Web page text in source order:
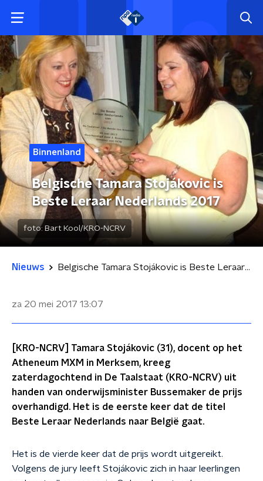
Binnenland
Belgische Tamara Stojákovic is
Beste Leraar Nederlands 2017
foto: Bart Kool/KRO-NCRV
Nieuws Belgische Tamara Stojákovic is Beste Leraar Nederlands 2017
za 20 mei 2017 13:07
[KRO-NCRV] Tamara Stojákovic (31), docent op het
Atheneum MXM in Merksem, kreeg
zaterdagochtend in De Taalstaat (KRO-NCRV) uit
handen van onderwijsminister Bussemaker de prijs
overhandigd. Het is de eerste keer dat de titel
Beste Leraar Nederlands naar België gaat.
Het is de vierde keer dat de prijs wordt uitgereikt.
Volgens de jury leeft Stojákovic zich in haar leerlingen